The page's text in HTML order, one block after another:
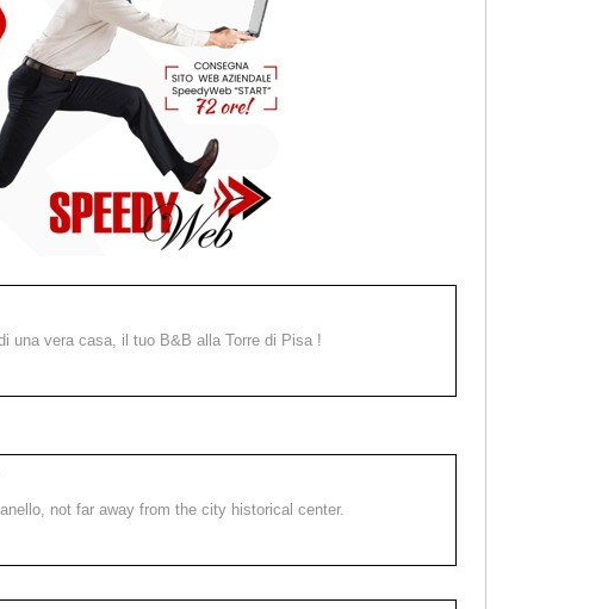
una vera casa, il tuo B&B alla Torre di Pisa !
not far away from the city historical center.